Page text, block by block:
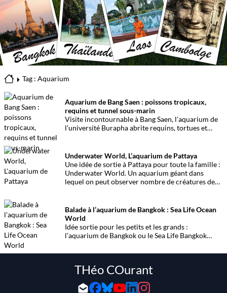
Tag : Aquarium
Aquarium de Bang Saen : poissons tropicaux,
requins et tunnel sous-marin
Visite incontournable à Bang Saen, l’aquarium de
l’université Burapha abrite requins, tortues et
Underwater World, L’aquarium de Pattaya
Une idée de sortie à Pattaya pour toute la famille :
Underwater World. Un aquarium géant dans
lequel on peut observer nombre de créatures de
Balade à l’aquarium de Bangkok : Sea Life Ocean
World
Idée sortie pour les petits et les grands :
l’aquarium de Bangkok ou le Sea Life Bangkok
THéo COurant